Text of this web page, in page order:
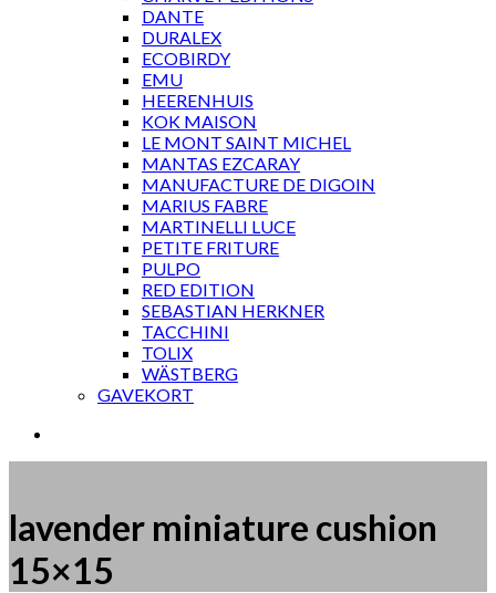
DANTE
DURALEX
ECOBIRDY
EMU
HEERENHUIS
KOK MAISON
LE MONT SAINT MICHEL
MANTAS EZCARAY
MANUFACTURE DE DIGOIN
MARIUS FABRE
MARTINELLI LUCE
PETITE FRITURE
PULPO
RED EDITION
SEBASTIAN HERKNER
TACCHINI
TOLIX
WÄSTBERG
GAVEKORT
lavender miniature cushion
15×15